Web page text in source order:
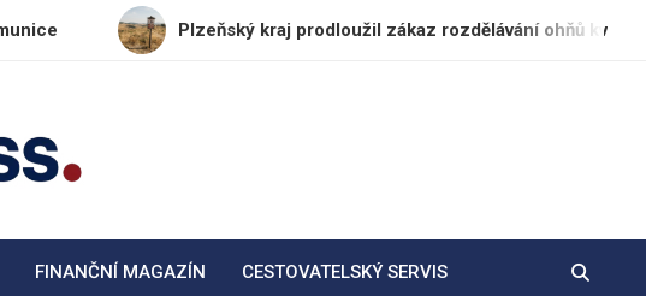
Plzeňský kraj prodloužil zákaz rozdělávání ohňů kvůli
FINANČNÍ MAGAZÍN CESTOVATELSKÝ SERVIS